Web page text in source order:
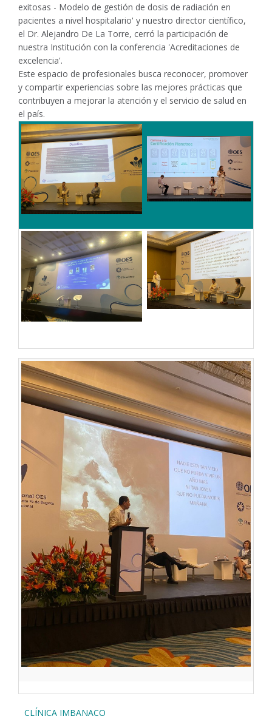
exitosas - Modelo de gestión de dosis de radiación en
pacientes a nivel hospitalario' y nuestro director científico,
el Dr. Alejandro De La Torre, cerró la participación de
nuestra Institución con la conferencia 'Acreditaciones de
excelencia'.
Este espacio de profesionales busca reconocer, promover
y compartir experiencias sobre las mejores prácticas que
contribuyen a mejorar la atención y el servicio de salud en
el país.
CLÍNICA IMBANACO